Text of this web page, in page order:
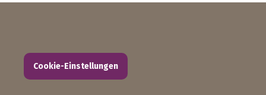
Cookie-Einstellungen